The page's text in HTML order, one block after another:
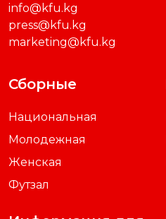
info@kfu.kg
press@kfu.kg
marketing@kfu.kg
Сборные
Национальная
Молодежная
Женская
Футзал